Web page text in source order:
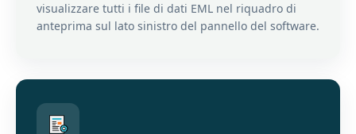
visualizzare tutti i file di dati EML nel riquadro di
anteprima sul lato sinistro del pannello del software.